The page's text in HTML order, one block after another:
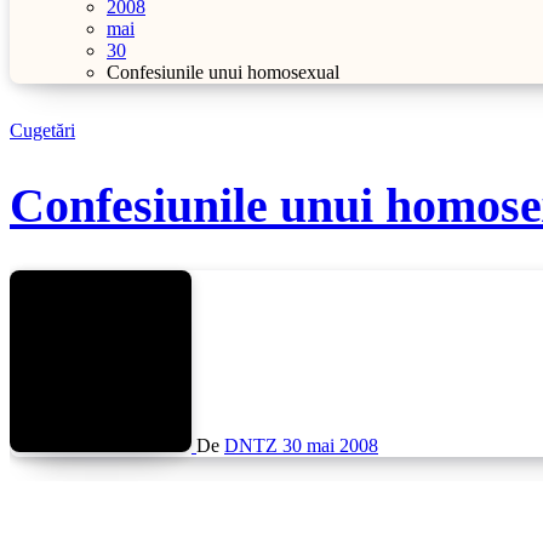
2008
mai
30
Confesiunile unui homosexual
Cugetări
Confesiunile unui
De DNTZ 30 mai 2008